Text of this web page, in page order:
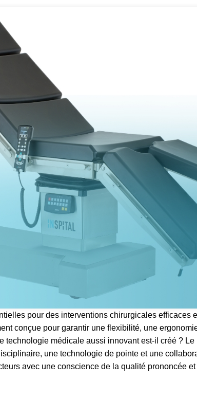
pour des interventions chirurgicales efficaces
conçue pour garantir une flexibilité, une
technologie médicale aussi innovant est-il créé ?
une technologie de pointe et une
avec une conscience de la qualité prononcée